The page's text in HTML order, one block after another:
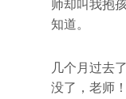
师却叫我抱
知道。
几个月过去
没了，老师